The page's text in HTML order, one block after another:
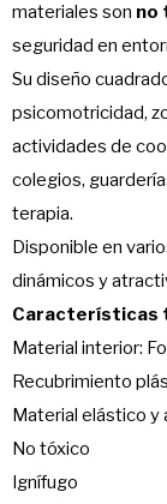
materiales son no
seguridad en
Su diseño
psicomotricidad,
actividades de
colegios,
terapia.
Disponible en
dinámicos y
Características
Material interior:
Recubrimiento
Material elástico
No tóxico
Ignífugo